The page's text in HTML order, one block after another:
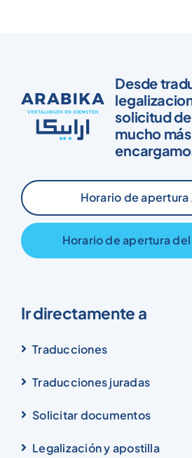
Desde
solicitud
mucho
Horario de apertura
Horario de apertura
Ir directamente a
Traducciones
Traducciones juradas
Solicitar documentos
Legalización y apostilla